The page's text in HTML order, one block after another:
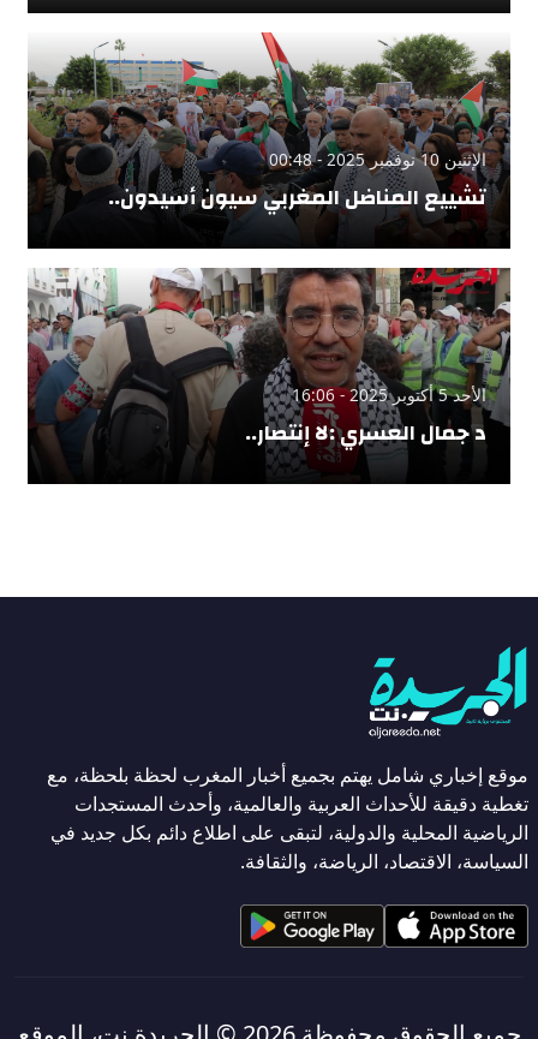
الإثنين 10 نوفمبر 2025 - 00:48
تشييع المناضل المغربي سيون أسيدون..
الأحد 5 أكتوبر 2025 - 16:06
د جمال العسري :لا إنتصار..
موقع إخباري شامل يهتم بجميع أخبار المغرب لحظة بلحظة، مع
تغطية دقيقة للأحداث العربية والعالمية، وأحدث المستجدات
الرياضية المحلية والدولية، لتبقى على اطلاع دائم بكل جديد في
السياسة، الاقتصاد، الرياضة، والثقافة.